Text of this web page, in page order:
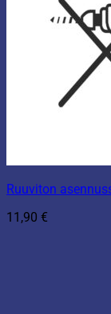
Ruuviton
11,90 €